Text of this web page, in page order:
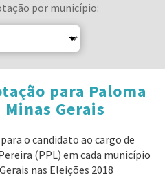
por município:
para Paloma
Gerais
o candidato ao cargo de
(PPL) em cada município
nas Eleições 2018